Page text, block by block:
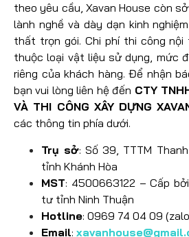
theo yêu cầu, Xavan House còn
lành nghề và dày dạn kinh
thất trọn gói. Chi phí thi công
thuộc loại vật liệu sử dụng, mức
riêng của khách hàng. Để nhận
bạn vui lòng liên hệ đến CTY
VÀ THI CÔNG XÂY DỰNG
các thông tin phía dưới.
Trụ sở: Số 39, TTTM
tỉnh Khánh Hòa
MST: 4500663122 – Cấp
tư tỉnh Ninh Thuận
Hotline: 0969 74 04 09
Email: